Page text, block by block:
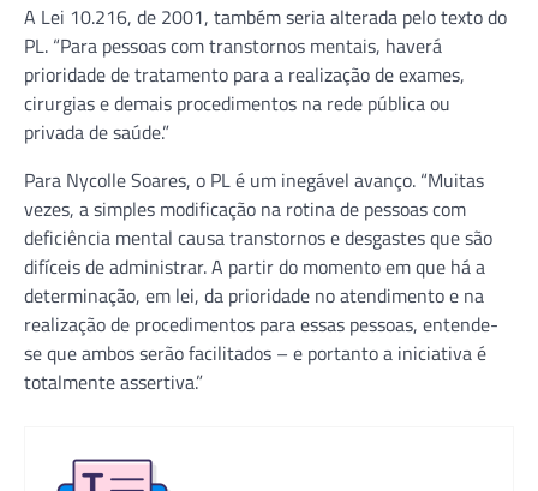
A Lei 10.216, de 2001, também seria alterada pelo texto do
PL. “Para pessoas com transtornos mentais, haverá
prioridade de tratamento para a realização de exames,
cirurgias e demais procedimentos na rede pública ou
privada de saúde.”
Para Nycolle Soares, o PL é um inegável avanço. “Muitas
vezes, a simples modificação na rotina de pessoas com
deficiência mental causa transtornos e desgastes que são
difíceis de administrar. A partir do momento em que há a
determinação, em lei, da prioridade no atendimento e na
realização de procedimentos para essas pessoas, entende-
se que ambos serão facilitados – e portanto a iniciativa é
totalmente assertiva.”